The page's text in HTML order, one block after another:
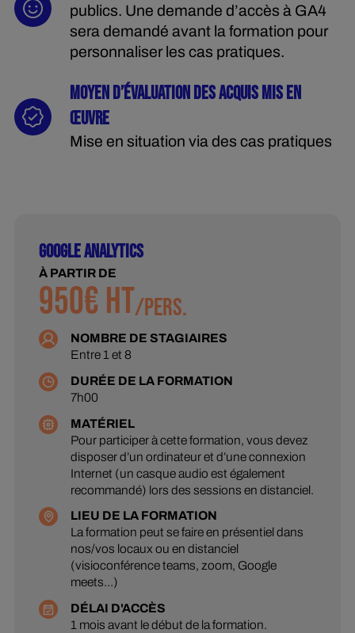
publics. Une demande d’accès à GA4
sera demandé avant la formation pour
personnaliser les cas pratiques.
MOYEN D’ÉVALUATION DES ACQUIS MIS EN
ŒUVRE
Mise en situation via des cas pratiques
GOOGLE ANALYTICS
À PARTIR DE
950€ HT/PERS.
NOMBRE DE STAGIAIRES
Entre 1 et 8
DURÉE DE LA FORMATION
7h00
MATÉRIEL
Pour participer à cette formation, vous devez
disposer d’un ordinateur et d’une connexion
Internet (un casque audio est également
recommandé) lors des sessions en distanciel.
LIEU DE LA FORMATION
La formation peut se faire en présentiel dans
nos/vos locaux ou en distanciel
(visioconférence teams, zoom, Google
meets…)
DÉLAI D'ACCÈS
1 mois avant le début de la formation.